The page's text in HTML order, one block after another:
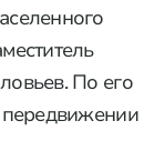
По его
передвижении